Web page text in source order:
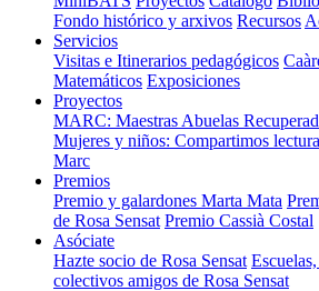
Fondo histórico y arxivos Recursos
Servicios
Visitas e Itinerarios pedagógicos
Matemáticos Exposiciones
Proyectos
MARC: Maestras Abuelas
Mujeres y niños: Compartimos
Marc
Premios
Premio y galardones Marta Mata
de Rosa Sensat Premio Cassià Costal
Asóciate
Hazte socio de Rosa Sensat
colectivos amigos de Rosa Sensat